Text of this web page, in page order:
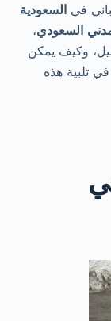
في السعودية
السعودي،
وكيف يمكن
تلبية هذه